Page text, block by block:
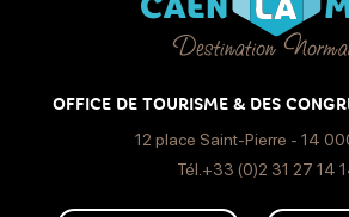
OFFICE DE TOURISME & DES
12 place Saint-Pierre - 14
Tél.+33 (0)2 31 27 14